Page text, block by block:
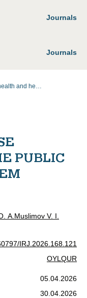
Journals
Journals
Public health and healthcare organization, sociology and history of medicine
PUBLIC
A. Muslimov V. I.
IRJ.2026.168.121
OYLQUR
05.04.2026
30.04.2026